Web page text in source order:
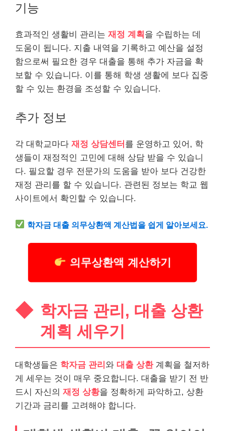
기능
효과적인 생활비 관리는 재정 계획 을 수립하는 데
도움이 됩니다. 지출 내역을 기록하고 예산을 설정
함으로써 필요한 경우 대출을 통해 추가 자금을 확
보할 수 있습니다. 이를 통해 학생 생활에 보다 집중
할 수 있는 환경을 조성할 수 있습니다.
추가 정보
각 대학교마다 재정 상담센터 를 운영하고 있어, 학
생들이 재정적인 고민에 대해 상담 받을 수 있습니
다. 필요할 경우 전문가의 도움을 받아 보다 건강한
재정 관리를 할 수 있습니다. 관련된 정보는 학교 웹
사이트에서 확인할 수 있습니다.
학자금 대출 의무상환액 계산법을 쉽게 알아보세요.
의무상환액 계산하기
학자금 관리, 대출 상환
계획 세우기
대학생들은 학자금 관리 와 대출 상환계획을 철저하
게 세우는 것이 매우 중요합니다. 대출을 받기 전 반
드시 자신의 재정 상황을 정확하게 파악하고, 상환
기간과 금리를 고려해야 합니다.